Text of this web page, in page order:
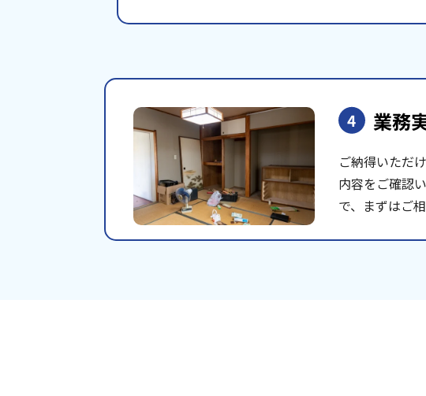
4 業務
ご納得いただ
内容をご確認
で、まずはご